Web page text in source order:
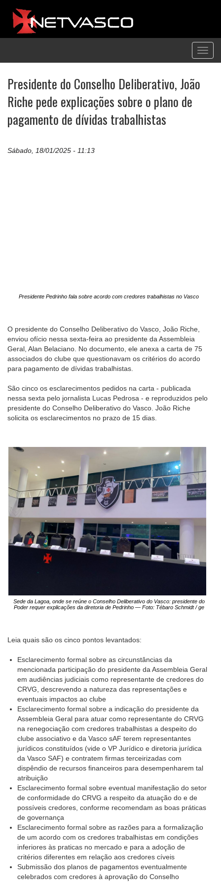
Presidente do Conselho Deliberativo, João
Riche pede explicações sobre o plano de
pagamento de dívidas trabalhistas
Sábado, 18/01/2025 - 11:13
Presidente Pedrinho fala sobre acordo com credores trabalhistas no Vasco
O presidente do Conselho Deliberativo do Vasco, João Riche,
enviou ofício nessa sexta-feira ao presidente da Assembleia
Geral, Alan Belaciano. No documento, ele anexa a carta de 75
associados do clube que questionavam os critérios do acordo
para pagamento de dívidas trabalhistas.
São cinco os esclarecimentos pedidos na carta - publicada
nessa sexta pelo jornalista Lucas Pedrosa - e reproduzidos pelo
presidente do Conselho Deliberativo do Vasco. João Riche
solicita os esclarecimentos no prazo de 15 dias.
Sede da Lagoa, onde se reúne o Conselho Deliberativo do Vasco: presidente do
Poder requer explicações da diretoria de Pedrinho — Foto: Tébaro Schmidt / ge
Leia quais são os cinco pontos levantados:
Esclarecimento formal sobre as circunstâncias da
mencionada participação do presidente da Assembleia Geral
em audiências judiciais como representante de credores do
CRVG, descrevendo a natureza das representações e
eventuais impactos ao clube
Esclarecimento formal sobre a indicação do presidente da
Assembleia Geral para atuar como representante do CRVG
na renegociação com credores trabalhistas a despeito do
clube associativo e da Vasco sAF terem representantes
jurídicos constituídos (vide o VP Jurídico e diretoria jurídica
da Vasco SAF) e contratem firmas terceirizadas com
dispêndio de recursos financeiros para desempenharem tal
atribuição
Esclarecimento formal sobre eventual manifestação do setor
de conformidade do CRVG a respeito da atuação do e de
possíveis credores, conforme recomendam as boas práticas
de governança
Esclarecimento formal sobre as razões para a formalização
de um acordo com os credores trabalhistas em condições
inferiores às praticas no mercado e para a adoção de
critérios diferentes em relação aos credores cíveis
Submissão dos planos de pagamentos eventualmente
celebrados com credores à aprovação do Conselho